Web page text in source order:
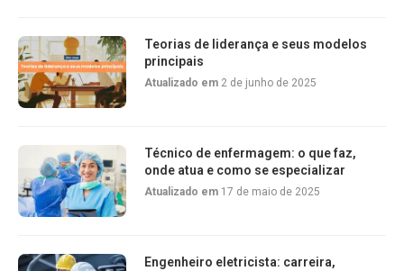
Teorias de liderança e seus modelos
principais
Atualizado em 2 de junho de 2025
Técnico de enfermagem: o que faz,
onde atua e como se especializar
Atualizado em 17 de maio de 2025
Engenheiro eletricista: carreira,